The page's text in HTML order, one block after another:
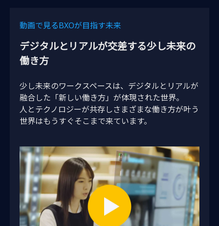
動画で見るBXOが⽬指す未来
デジタルとリアルが交差する少し未来の
働き⽅
少し未来のワークスペースは、デジタルとリアルが
融合した「新しい働き⽅」が体現された世界。
⼈とテクノロジーが共存しさまざまな働き⽅が叶う
世界はもうすぐそこまで来ています。